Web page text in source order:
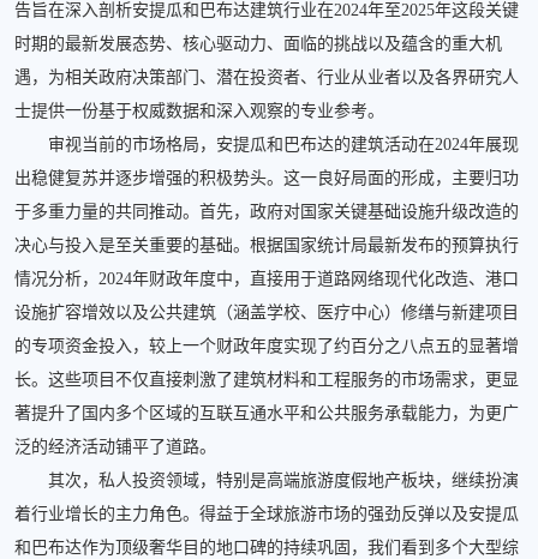
告旨在深入剖析安提瓜和巴布达建筑行业在2024年至2025年这段关键
时期的最新发展态势、核心驱动力、面临的挑战以及蕴含的重大机
遇，为相关政府决策部门、潜在投资者、行业从业者以及各界研究人
士提供一份基于权威数据和深入观察的专业参考。
审视当前的市场格局，安提瓜和巴布达的建筑活动在2024年展现
出稳健复苏并逐步增强的积极势头。这一良好局面的形成，主要归功
于多重力量的共同推动。首先，政府对国家关键基础设施升级改造的
决心与投入是至关重要的基础。根据国家统计局最新发布的预算执行
情况分析，2024年财政年度中，直接用于道路网络现代化改造、港口
设施扩容增效以及公共建筑（涵盖学校、医疗中心）修缮与新建项目
的专项资金投入，较上一个财政年度实现了约百分之八点五的显著增
长。这些项目不仅直接刺激了建筑材料和工程服务的市场需求，更显
著提升了国内多个区域的互联互通水平和公共服务承载能力，为更广
泛的经济活动铺平了道路。
其次，私人投资领域，特别是高端旅游度假地产板块，继续扮演
着行业增长的主力角色。得益于全球旅游市场的强劲反弹以及安提瓜
和巴布达作为顶级奢华目的地口碑的持续巩固，我们看到多个大型综